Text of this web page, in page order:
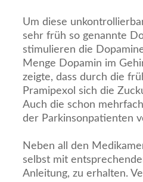
Um diese
sehr früh so genannte
stimulieren die
Menge Dopamin im
zeigte, dass durch die
Pramipexol sich die
Auch die schon
der Parkinsonpatienten
Neben all den
selbst mit
Anleitung, zu erhalten.